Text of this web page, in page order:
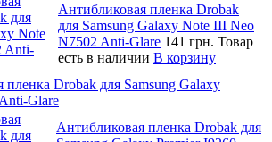
Антибликовая пленка Drobak
для Samsung Galaxy Note III Neo
N7502 Anti-Glare 141 грн. Товар
есть в наличии В корзину
пленка Drobak для Samsung Galaxy
Glare
Антибликовая пленка Drobak для